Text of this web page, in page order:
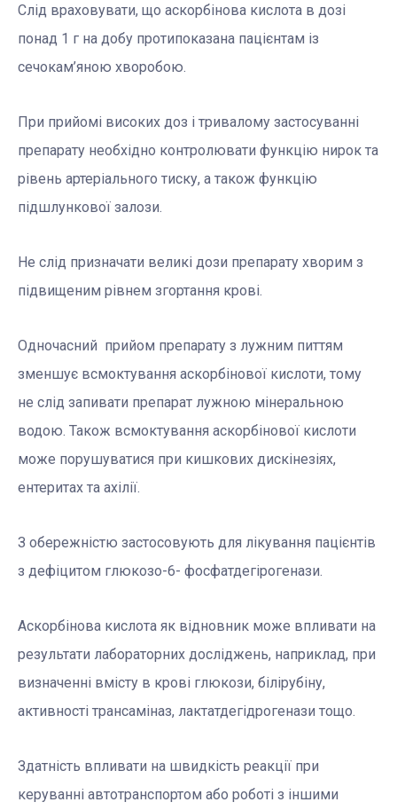
Слід враховувати, що аскорбінова кислота в дозі
понад 1 г на добу протипоказана пацієнтам із
сечокам’яною хворобою.
При прийомі високих доз і тривалому застосуванні
препарату необхідно контролювати функцію нирок та
рівень артеріального тиску, а також функцію
підшлункової залози.
Не слід призначати великі дози препарату хворим з
підвищеним рівнем згортання крові.
Одночасний прийом препарату з лужним питтям
зменшує всмоктування аскорбінової кислоти, тому
не слід запивати препарат лужною мінеральною
водою. Також всмоктування аскорбінової кислоти
може порушуватися при кишкових дискінезіях,
ентеритах та ахілії.
З обережністю застосовують для лікування пацієнтів
з дефіцитом глюкозо-6- фосфатдегірогенази.
Аскорбінова кислота як відновник може впливати на
результати лабораторних досліджень, наприклад, при
визначенні вмісту в крові глюкози, білірубіну,
активності трансаміназ, лактатдегідрогенази тощо.
Здатність впливати на швидкість реакції при
керуванні автотранспортом або роботі з іншими